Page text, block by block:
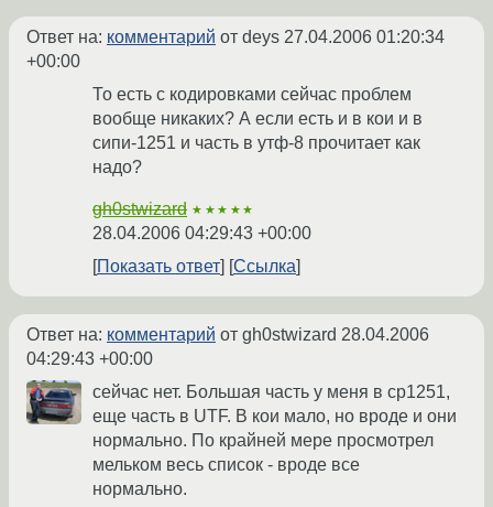
Ответ на: комментарий от deys 27.04.2006 01:20:34
+00:00
То есть с кодировками сейчас проблем
вообще никаких? А если есть и в кои и в
сипи-1251 и часть в утф-8 прочитает как
надо?
gh0stwizard ★★★★★
28.04.2006 04:29:43 +00:00
Показать ответ
Ссылка
Ответ на: комментарий от gh0stwizard 28.04.2006
04:29:43 +00:00
сейчас нет. Большая часть у меня в cp1251,
еще часть в UTF. В кои мало, но вроде и они
нормально. По крайней мере просмотрел
мельком весь список - вроде все
нормально.